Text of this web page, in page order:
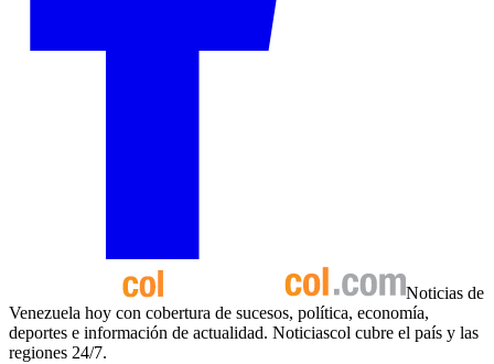
Noticias de
Venezuela hoy con cobertura de sucesos, política, economía,
deportes e información de actualidad. Noticiascol cubre el país y las
regiones 24/7.